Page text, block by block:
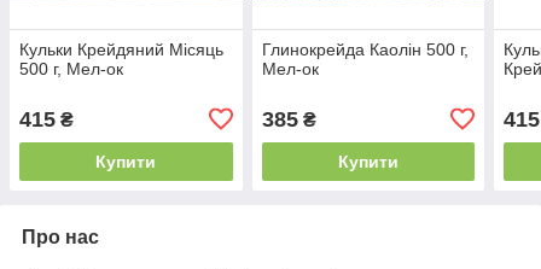
Кульки Крейдяний Місяць
500 г, Мел-ок
415 ₴
Купити
Глинокрейда Каолін 500 г,
Мел-ок
385₴
Купити
415
Про нас